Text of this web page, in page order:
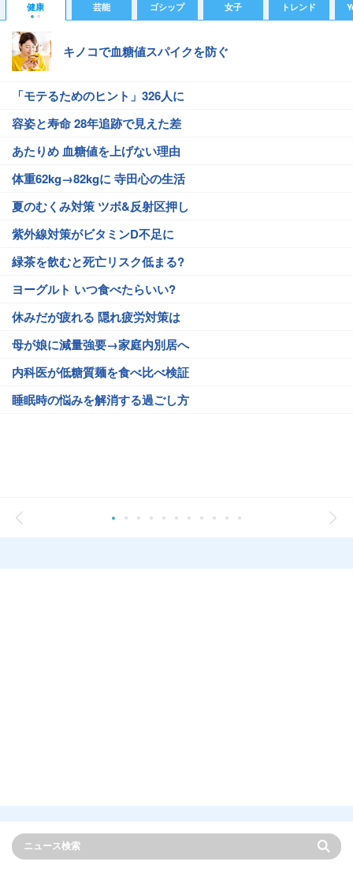
健康 芸能 ゴシップ 女子 トレンド
キノコで血糖値スパイクを防ぐ
「モテるためのヒント」326人に
容姿と寿命 28年追跡で見えた差
あたりめ 血糖値を上げない理由
体重62kg→82kgに 寺田心の生活
夏のむくみ対策 ツボ&反射区押し
紫外線対策がビタミンD不足に
緑茶を飲むと死亡リスク低まる?
ヨーグルト いつ食べたらいい?
休みだが疲れる 隠れ疲労対策は
母が娘に減量強要→家庭内別居へ
内科医が低糖質麺を食べ比べ検証
睡眠時の悩みを解消する過ごし方